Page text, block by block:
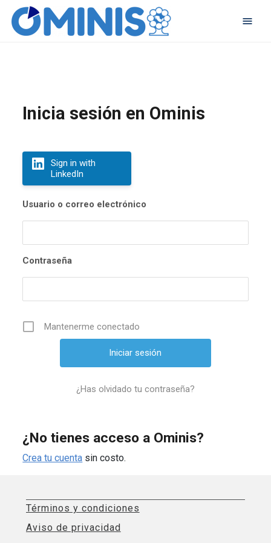
Inicia sesión en Ominis
Sign in with
LinkedIn
Usuario o correo electrónico
Contraseña
Mantenerme conectado
¿Has olvidado tu contraseña?
¿No tienes acceso a Ominis?
Crea tu cuenta sin costo.
Términos y condiciones
Aviso de privacidad